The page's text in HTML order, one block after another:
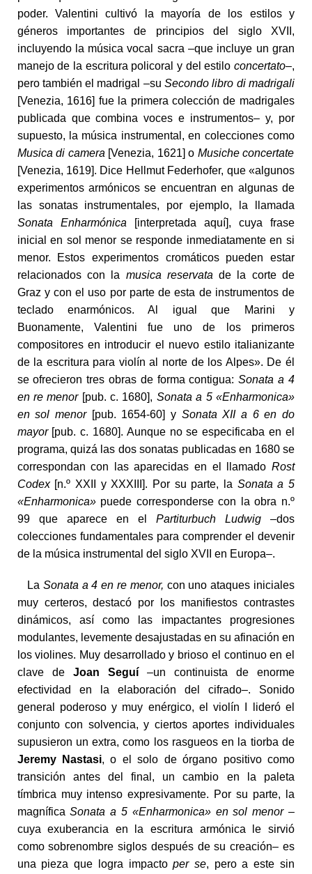
poder. Valentini cultivó la mayoría de los estilos y
géneros importantes de principios del siglo XVII,
incluyendo la música vocal sacra –que incluye un gran
manejo de la escritura policoral y del estilo concertato–,
pero también el madrigal –suSecondo libro di madrigali
[Venezia, 1616] fue la primera colección de madrigales
publicada que combina voces e instrumentos– y, por
supuesto, la música instrumental, en colecciones como
Musica di camera [Venezia, 1621] o Musiche concertate
[Venezia, 1619]. Dice Hellmut Federhofer, que «algunos
experimentos armónicos se encuentran en algunas de
las sonatas instrumentales, por ejemplo, la llamada
Sonata Enharmónica [interpretada aquí], cuya frase
inicial en sol menor se responde inmediatamente en si
menor. Estos experimentos cromáticos pueden estar
relacionados con la musica reservata de la corte de
Graz y con el uso por parte de esta de instrumentos de
teclado enarmónicos. Al igual que Marini y
Buonamente, Valentini fue uno de los primeros
compositores en introducir el nuevo estilo italianizante
de la escritura para violín al norte de los Alpes». De él
se ofrecieron tres obras de forma contigua:Sonata a 4
en re menor[pub. c. 1680], Sonata a 5 «Enharmonica»
en sol menor[pub. 1654-60] y Sonata XII a 6 en do
mayor[pub. c. 1680]. Aunque no se especificaba en el
programa, quizá las dos sonatas publicadas en 1680 se
correspondan con las aparecidas en el llamado Rost
Codex[n.º XXII y XXXIII]. Por su parte, la Sonata a 5
«Enharmonica»puede corresponderse con la obra n.º
99 que aparece en el Partiturbuch Ludwig–dos
colecciones fundamentales para comprender el devenir
de la música instrumental del siglo XVII en Europa–.
La Sonata a 4 en re menor, con uno ataques iniciales
muy certeros, destacó por los manifiestos contrastes
dinámicos, así como las impactantes progresiones
modulantes, levemente desajustadas en su afinación en
los violines. Muy desarrollado y brioso el continuo en el
clave de Joan Seguí–un continuista de enorme
efectividad en la elaboración del cifrado–. Sonido
general poderoso y muy enérgico, el violín I lideró el
conjunto con solvencia, y ciertos aportes individuales
supusieron un extra, como los rasgueos en la tiorba de
Jeremy Nastasi, o el solo de órgano positivo como
transición antes del final, un cambio en la paleta
tímbrica muy intenso expresivamente. Por su parte, la
magníficaSonata a 5 «Enharmonica» en sol menor–
cuya exuberancia en la escritura armónica le sirvió
como sobrenombre siglos después de su creación– es
una pieza que logra impactoper se, pero a este sin